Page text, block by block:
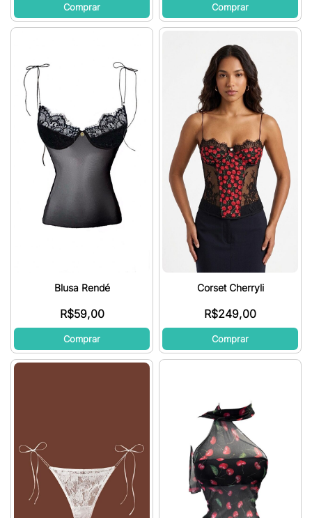
Comprar Comprar
Blusa Rendé
R$59,00
Comprar
Corset Cherryli
R$249,00
Comprar